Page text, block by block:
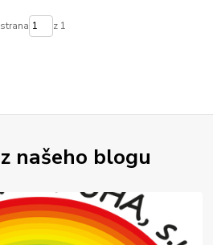
strana z 1
našeho blogu